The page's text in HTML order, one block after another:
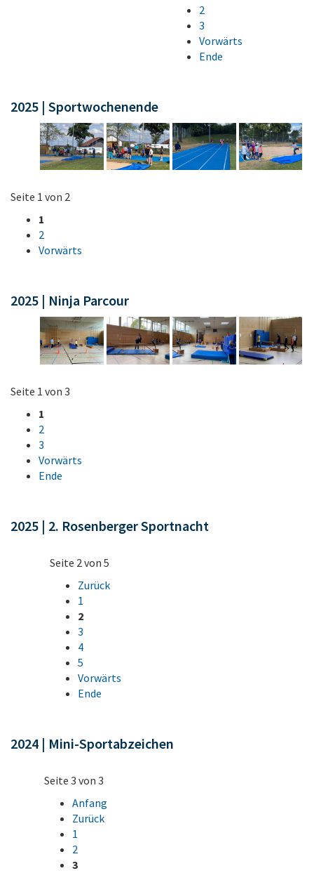
2
3
Vorwärts
Ende
2025 | Sportwochenende
Seite 1 von 2
1
2
Vorwärts
2025 | Ninja Parcour
Seite 1 von 3
1
2
3
Vorwärts
Ende
2025 | 2. Rosenberger Sportnacht
Seite 2 von 5
Zurück
1
2
3
4
5
Vorwärts
Ende
2024 | Mini-Sportabzeichen
Seite 3 von 3
Anfang
Zurück
1
2
3